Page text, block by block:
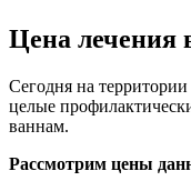
Цена лечения
Сегодня на
целые
ваннам.
Рассмотрим цены